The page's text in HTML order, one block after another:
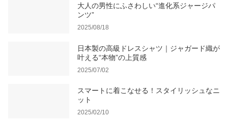
大人の男性にふさわしい“進化系ジャージパ
ンツ”
2025/08/18
日本製の高級ドレスシャツ｜ジャガード織が
叶える“本物”の上質感
2025/07/02
スマートに着こなせる！スタイリッシュなニ
ット
2025/02/10